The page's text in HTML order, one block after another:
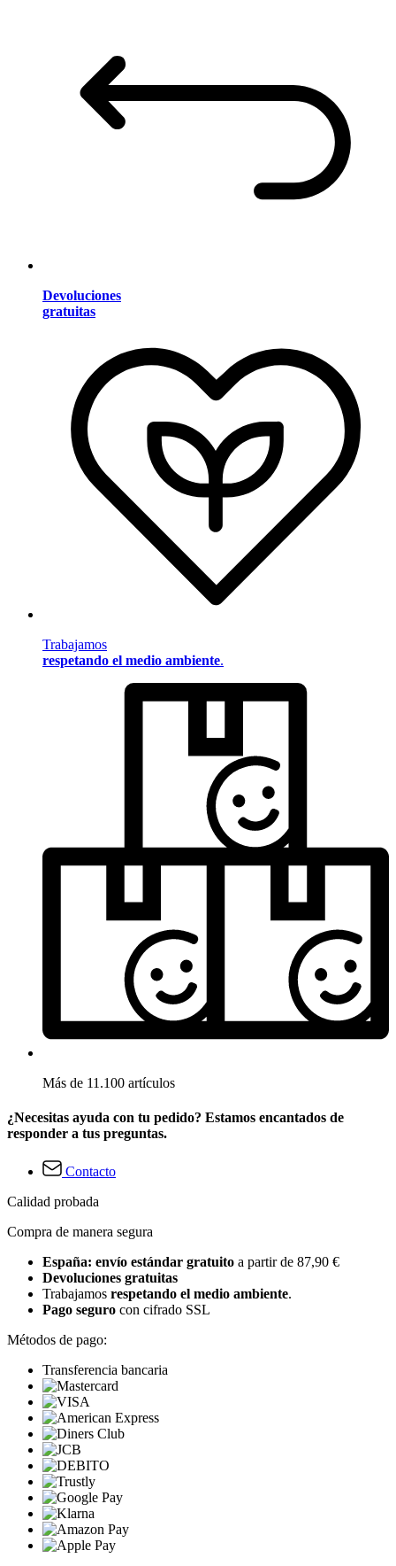
Devoluciones
gratuitas
Trabajamos
respetando el medio ambiente.
Más de 11.100 artículos
¿Necesitas ayuda con tu pedido? Estamos encantados de
responder a tus preguntas.
Contacto
Calidad probada
Compra de manera segura
España: envío estándar gratuito a partir de 87,90 €
Devoluciones gratuitas
Trabajamos respetando el medio ambiente.
Pago seguro con cifrado SSL
Métodos de pago:
Transferencia bancaria